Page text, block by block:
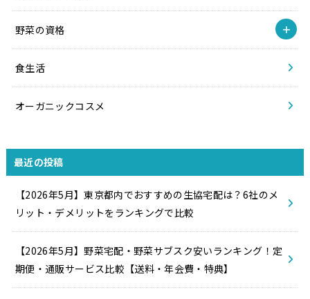
野菜の資格
食生活
オーガニックコスメ
最近の投稿
【2026年5月】東京都内でおすすめの生協宅配は？6社のメ
リット・デメリットをランキングで比較
【2026年5月】野菜宅配・野菜サブスク安いランキング！定
期便・通販サービス比較【送料・年会費・特典】